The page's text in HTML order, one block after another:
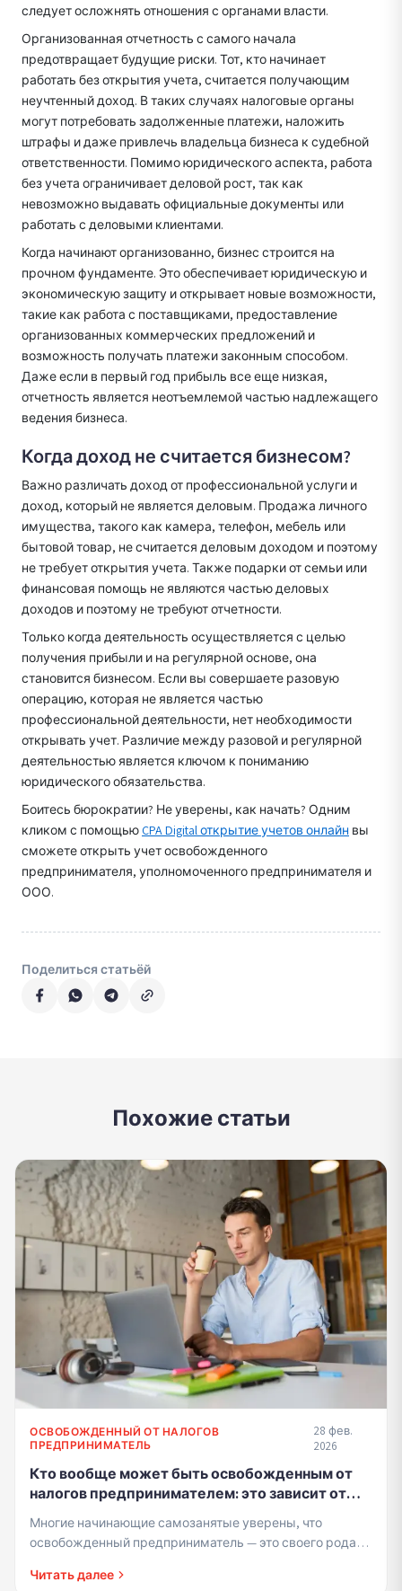
следует осложнять отношения с органами власти.
Организованная отчетность с самого начала
предотвращает будущие риски. Тот, кто начинает
работать без открытия учета, считается получающим
неучтенный доход. В таких случаях налоговые органы
могут потребовать задолженные платежи, наложить
штрафы и даже привлечь владельца бизнеса к судебной
ответственности. Помимо юридического аспекта, работа
без учета ограничивает деловой рост, так как
невозможно выдавать официальные документы или
работать с деловыми клиентами.
Когда начинают организованно, бизнес строится на
прочном фундаменте. Это обеспечивает юридическую и
экономическую защиту и открывает новые возможности,
такие как работа с поставщиками, предоставление
организованных коммерческих предложений и
возможность получать платежи законным способом.
Даже если в первый год прибыль все еще низкая,
отчетность является неотъемлемой частью надлежащего
ведения бизнеса.
Когда доход не считается бизнесом?
Важно различать доход от профессиональной услуги и
доход, который не является деловым. Продажа личного
имущества, такого как камера, телефон, мебель или
бытовой товар, не считается деловым доходом и поэтому
не требует открытия учета. Также подарки от семьи или
финансовая помощь не являются частью деловых
доходов и поэтому не требуют отчетности.
Только когда деятельность осуществляется с целью
получения прибыли и на регулярной основе, она
становится бизнесом. Если вы совершаете разовую
операцию, которая не является частью
профессиональной деятельности, нет необходимости
открывать учет. Различие между разовой и регулярной
деятельностью является ключом к пониманию
юридического обязательства.
Боитесь бюрократии? Не уверены, как начать? Одним
кликом с помощью CPA Digital открытие учетов онлайн вы
сможете открыть учет освобожденного
предпринимателя, уполномоченного предпринимателя и
ООО.
Поделиться статьёй
Похожие статьи
ОСВОБОЖДЕННЫЙ ОТ НАЛОГОВ
ПРЕДПРИНИМАТЕЛЬ
28 фев.
2026
Кто вообще может быть освобожденным от
налогов предпринимателем: это зависит от
типа дохода или только от размера дохода
Многие начинающие самозанятые уверены, что
освобожденный предприниматель — это своего рода
зарабатывает немного. На...
Читать далее